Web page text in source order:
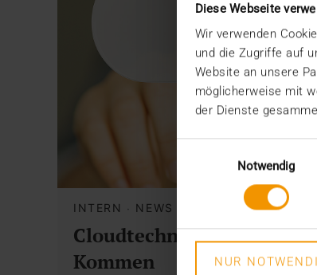
Diese Webseite
Wir verwenden
und die Zugriffe auf
Website an unsere
möglicherweise mit
der Dienste
Notwendig
NUR
INTERN · NEWS
Cloudtechnologie im
Kommen